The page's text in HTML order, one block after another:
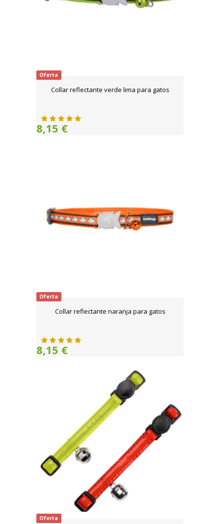
Oferta
Collar reflectante verde lima para gatos
8,15 €
Oferta
Collar reflectante naranja para gatos
8,15 €
Oferta